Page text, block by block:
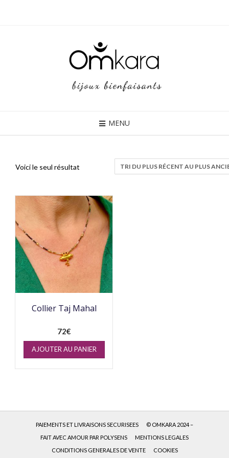
MENU
Voici le seul résultat
Collier Taj Mahal
72€
AJOUTER AU PANIER
PAIEMENTS ET LIVRAISONS SECURISEES
© OMKARA 2024 –
FAIT AVEC AMOUR PAR POLYSENS
MENTIONS LEGALES
CONDITIONS GENERALES DE VENTE
COOKIES